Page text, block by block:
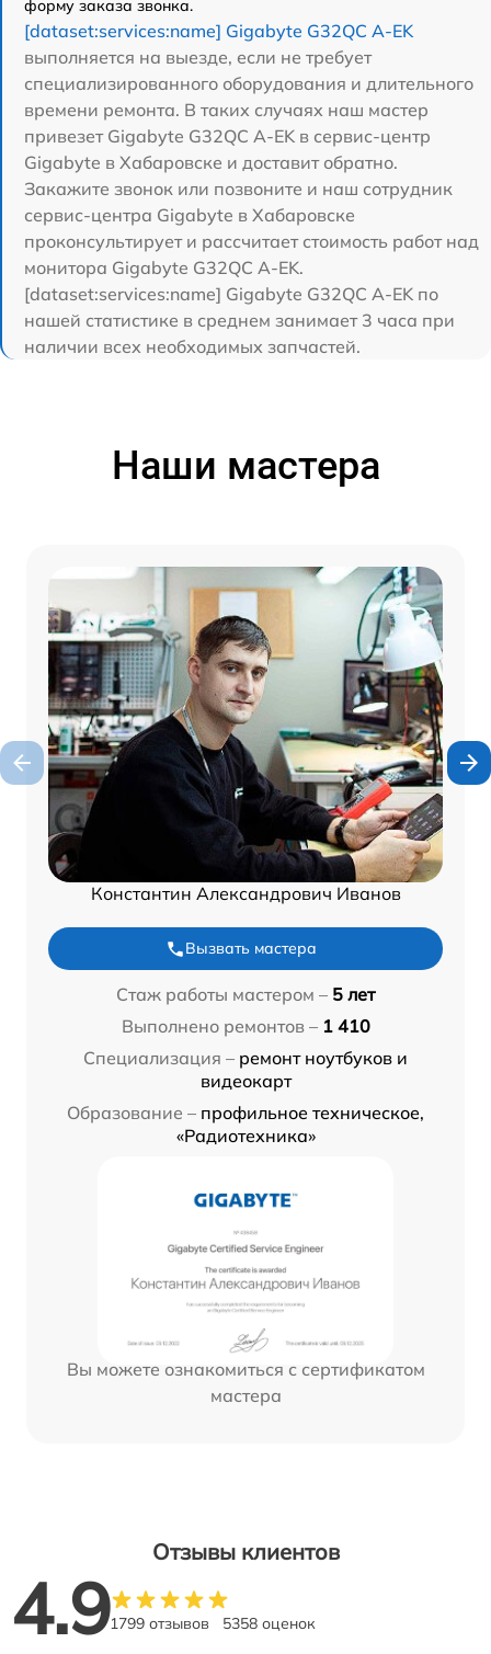
форму заказа звонка.
[dataset:services:name] Gigabyte G32QC A-EK
выполняется на выезде, если не требует
специализированного оборудования и длительного
времени ремонта. В таких случаях наш мастер
привезет Gigabyte G32QC A-EK в сервис-центр
Gigabyte в Хабаровске и доставит обратно.
Закажите звонок или позвоните и наш сотрудник
сервис-центра Gigabyte в Хабаровске
проконсультирует и рассчитает стоимость работ над
монитора Gigabyte G32QC A-EK.
[dataset:services:name] Gigabyte G32QC A-EK по
нашей статистике в среднем занимает 3 часа при
наличии всех необходимых запчастей.
Наши мастера
Константин Александрович Иванов
Вызвать мастера
Стаж работы мастером – 5 лет
Выполнено ремонтов – 1 410
Специализация – ремонт ноутбуков и
видеокарт
Образование – профильное техническое,
«Радиотехника»
Вы можете ознакомиться с сертификатом
мастера
Отзывы клиентов
4.91799 отзывов 5358 оценок